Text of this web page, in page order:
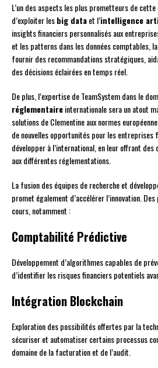
L’un des aspects les plus prometteurs de
d’exploiter lesbig dataet l’intelligence
insights financiers personnalisés aux
et les patterns dans les données comptables,
fournir des recommandations stratégiques,
des décisions éclairées en temps réel.
De plus, l’expertise de TeamSystem dans le
réglementaireinternationale sera un atout
solutions de Clementine aux normes
de nouvelles opportunités pour les entreprises
développer à l’international, en leur offrant
aux différentes réglementations.
La fusion des équipes de recherche et
promet également d’accélérer l’innovation.
cours, notamment :
Comptabilité Prédictive
Développement d’algorithmes capables de
d’identifier les risques financiers potentiels
Intégration Blockchain
Exploration des possibilités offertes par la
sécuriser et automatiser certains processus
domaine de la facturation et de l’audit.